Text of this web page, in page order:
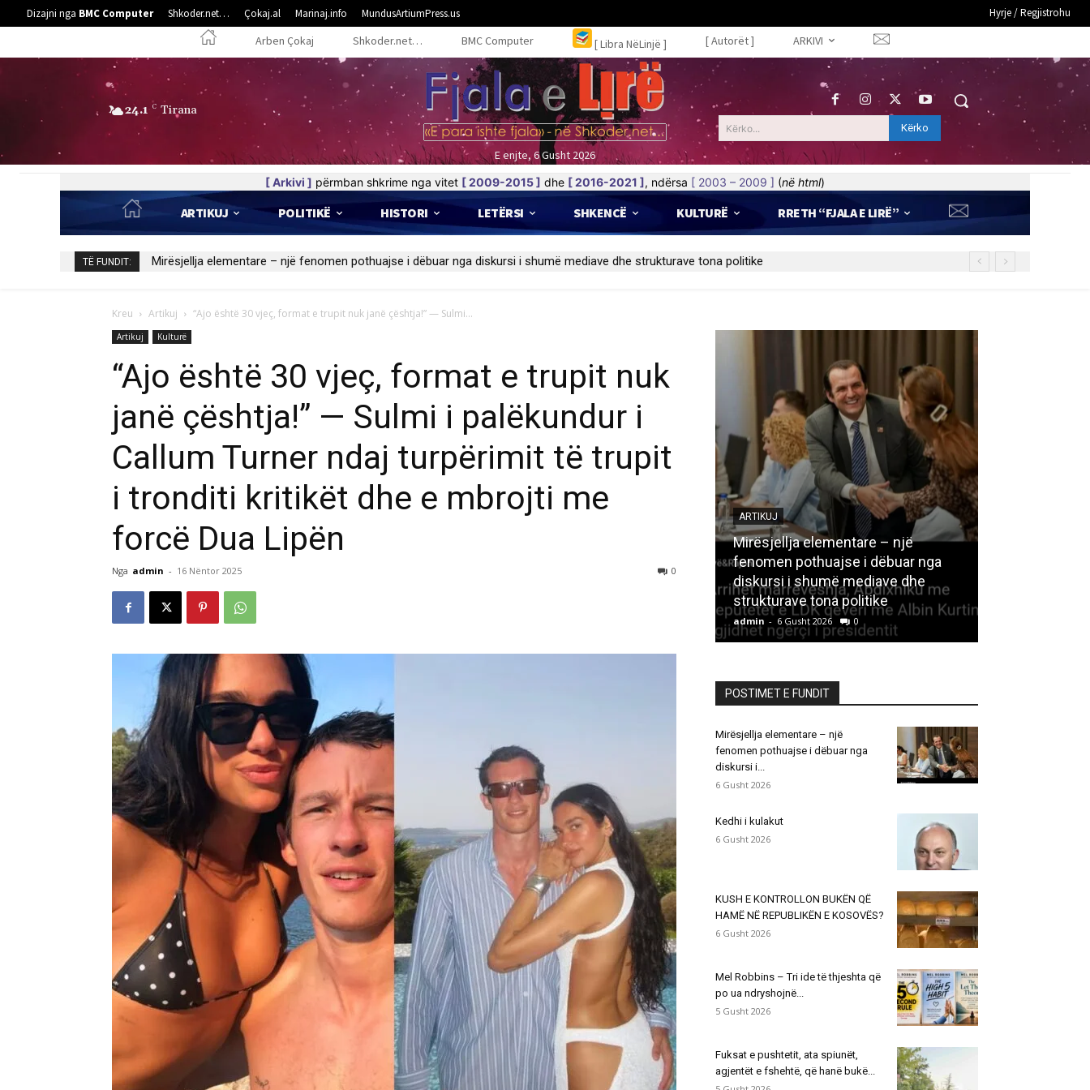
Dizajni nga BMC Computer Shkoder.net… Çokaj.al Marinaj.info MundusArtiumPress.us Hyrje / Regjistrohu
Arben Çokaj Shkoder.net… BMC Computer [ Libra NëLinjë ] [ Autorët ] ARKIVI
24.1 C Tirana
E enjte, 6 Gusht 2026
Kërko... Kërko
[ Arkivi ] përmban shkrime nga vitet [ 2009-2015 ] dhe [ 2016-2021 ], ndërsa [ 2003 – 2009 ] (në html)
ARTIKUJ POLITIKË HISTORI LETËRSI SHKENCË KULTURË RRETH “FJALA E LIRË”
TË FUNDIT: Kedhi i kulakut
Kreu Artikuj “Ajo është 30 vjeç, format e trupit nuk janë çështja!” — Sulmi...
Artikuj Kulturë
“Ajo është 30 vjeç, format e trupit nuk
janë çështja!” — Sulmi i palëkundur i
Callum Turner ndaj turpërimit të trupit
i tronditi kritikët dhe e mbrojti me
forcë Dua Lipën
Nga admin - 16 Nëntor 2025 0
ARTIKUJ
Mirësjellja elementare – një
fenomen pothuajse i dëbuar nga
diskursi i shumë mediave dhe
strukturave tona politike
admin - 6 Gusht 2026 0
POSTIMET E FUNDIT
Mirësjellja elementare – një
fenomen pothuajse i dëbuar nga
diskursi i...
6 Gusht 2026
Kedhi i kulakut
6 Gusht 2026
KUSH E KONTROLLON BUKËN QË
HAMË NË REPUBLIKËN E KOSOVËS?
6 Gusht 2026
Mel Robbins – Tri ide të thjeshta që
po ua ndryshojnë...
5 Gusht 2026
Fuksat e pushtetit, ata spiunët,
agjentët e fshehtë, që hanë bukë...